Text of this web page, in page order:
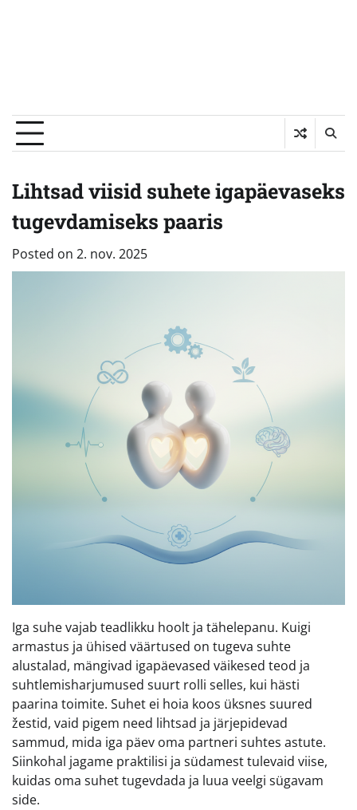
Lihtsad viisid suhete igapäevaseks
tugevdamiseks paaris
Posted on 2. nov. 2025
Iga suhe vajab teadlikku hoolt ja tähelepanu. Kuigi
armastus ja ühised väärtused on tugeva suhte
alustalad, mängivad igapäevased väikesed teod ja
suhtlemisharjumused suurt rolli selles, kui hästi
paarina toimite. Suhet ei hoia koos üksnes suured
žestid, vaid pigem need lihtsad ja järjepidevad
sammud, mida iga päev oma partneri suhtes astute.
Siinkohal jagame praktilisi ja südamest tulevaid viise,
kuidas oma suhet tugevdada ja luua veelgi sügavam
side.